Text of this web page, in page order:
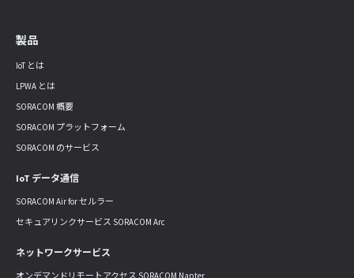
製品
IoT とは
LPWA とは
SORACOM 概要
SORACOM プラットフォーム
SORACOM のサービス
IoT データ通信
SORACOM Air for セルラー
セキュアリンクサービス SORACOM Arc
ネットワークサービス
オンデマンドリモートアクセス SORACOM Napter